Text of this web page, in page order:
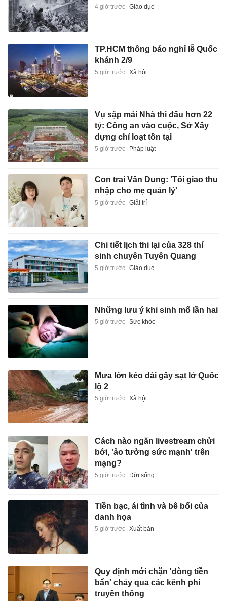
4 giờ trước Giáo dục
TP.HCM thông báo nghỉ lễ Quốc
khánh 2/9
5 giờ trước Xã hội
Vụ sập mái Nhà thi đấu hơn 22
tỷ: Công an vào cuộc, Sở Xây
dựng chỉ loạt tồn tại
5 giờ trước Pháp luật
Con trai Vân Dung: 'Tôi giao thu
nhập cho mẹ quản lý'
5 giờ trước Giải trí
Chi tiết lịch thi lại của 328 thí
sinh chuyên Tuyên Quang
5 giờ trước Giáo dục
Những lưu ý khi sinh mổ lần hai
5 giờ trước Sức khỏe
Mưa lớn kéo dài gây sạt lở Quốc
lộ 2
5 giờ trước Xã hội
Cách nào ngăn livestream chửi
bới, 'ảo tưởng sức mạnh' trên
mạng?
5 giờ trước Đời sống
Tiền bạc, ái tình và bê bối của
danh họa
5 giờ trước Xuất bản
Quy định mới chặn 'dòng tiền
bẩn' chảy qua các kênh phi
truyền thống